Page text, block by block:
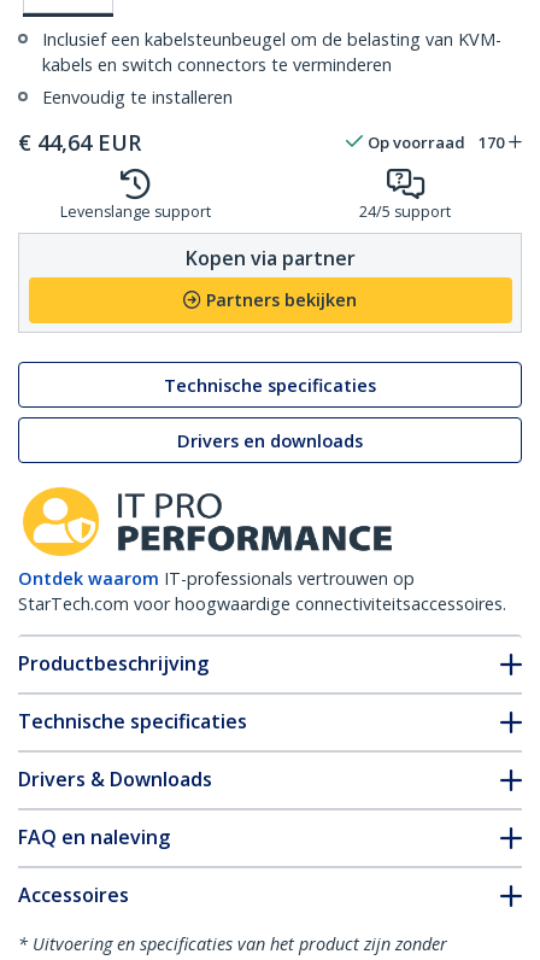
Inclusief een kabelsteunbeugel om de belasting van KVM-
kabels en switch connectors te verminderen
Eenvoudig te installeren
€ 44,64 EUR Op voorraad 170
Levenslange support 24/5 support
Kopen via partner
Partners bekijken
Technische specificaties
Drivers en downloads
Ontdek waarom IT-professionals vertrouwen op
StarTech.com voor hoogwaardige connectiviteitsaccessoires.
Productbeschrijving
Technische specificaties
Drivers & Downloads
FAQ en naleving
Accessoires
* Uitvoering en specificaties van het product zijn zonder